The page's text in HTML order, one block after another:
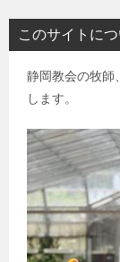
このサイトに
静岡教会の牧師
します。